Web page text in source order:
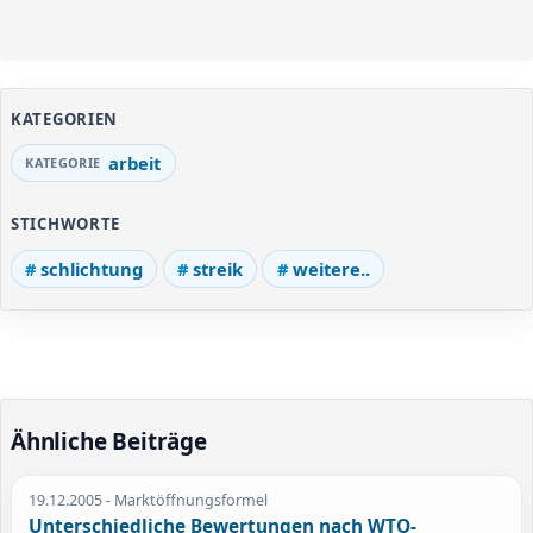
KATEGORIEN
arbeit
STICHWORTE
schlichtung streik weitere..
Ähnliche Beiträge
19.12.2005- Marktöffnungsformel
Unterschiedliche Bewertungen nach WTO-